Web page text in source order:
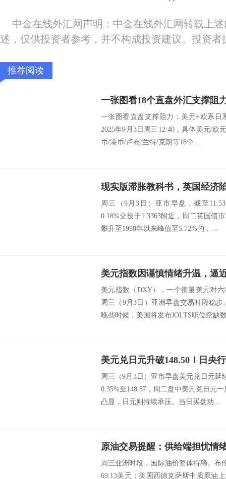
中金在线外汇网声明：中金在线外汇网转载上
述，仅供投资者参考，并不构成投资建议。投资
推荐阅读
一张图看直盘支撑阻力：美元+欧系日
2025年9月3日周三12:40，具体美元/欧
币/港币/卢布/兰特/克朗等18个...
现实版滞胀教科书，英国经济
周三（9月3日）亚市早盘，截至
0.18%交投于1.3363附近，周二英国债
攀升至1998年以来峰值至5.72%的，...
美元指数因谨慎情绪升温，逼
美元指数（DXY），一个衡量美元对
周三（9月3日）亚洲早盘交易时段稳
晚些时候，美国将发布JOLTS职位空缺
周三（9月3日）亚市早盘美元兑日元延
0.35%至148.87，周二盘中美元兑日元
凸显，日元则持续承压。当日买盘动...
周三亚洲时段，国际油价整体持稳。布
69.13美元；美国西德克萨斯中质原油